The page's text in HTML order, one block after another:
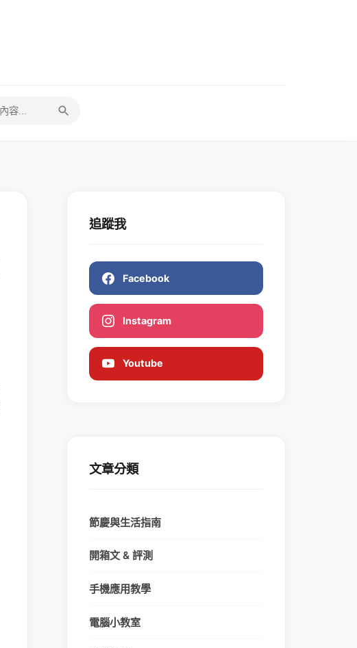
追蹤我
Facebook
Instagram
Youtube
文章分類
節慶與生活指南
開箱文 & 評測
手機應用教學
電腦小教室